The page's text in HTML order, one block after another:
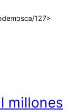
127>
millones